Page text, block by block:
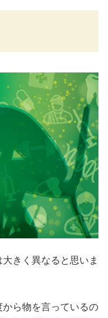
大きく異なると思いま
ら物を言っているの